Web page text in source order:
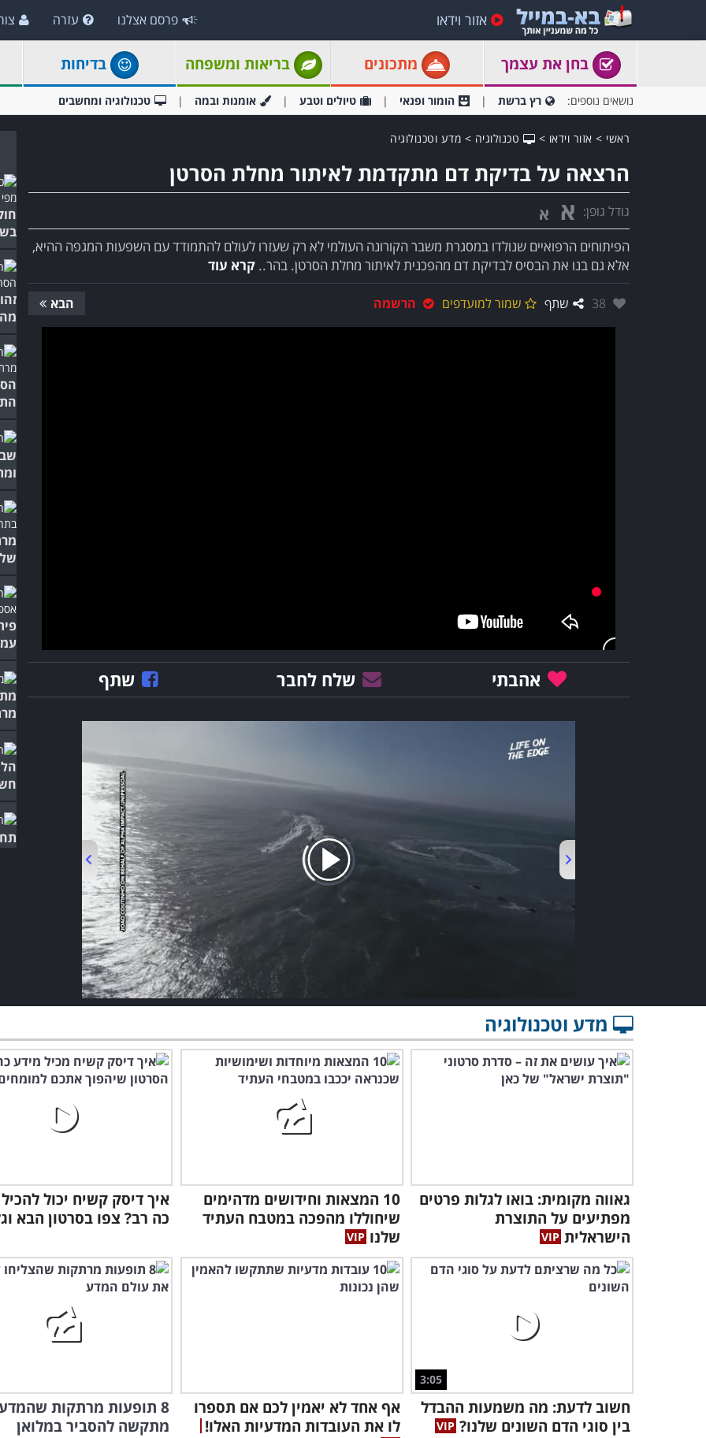
אזור וידאו פרסם אצלנו עזרה
בחן את עצמך מתכונים בריאות ומשפחה בדיחות
נושאים נוספים: רץ ברשת הומור ופנאי טיולים וטבע אומנות ובמה טכנולוגיה ומחשבים
ראשי > אזור וידאו > טכנולוגיה > מדע וטכנולוגיה
הרצאה על בדיקת דם מתקדמת לאיתור מחלת הסרטן
גודל גופן: א א
הפיתוחים הרפואיים שנולדו במסגרת משבר הקורונה העולמי לא רק שעזרו לעולם להתמודד עם השפעות המגפה ההיא,
אלא גם בנו את הבסיס לבדיקת דם מהפכנית לאיתור מחלת הסרטן. בהר.. קרא עוד
אהבו:
38 שתף שמור למועדפים הרשמה הבא
אהבתי שלח לחבר שתף
00:00/01:37
מדע וטכנולוגיה
גאווה מקומית: בואו לגלות פרטים
מפתיעים על התוצרת
הישראלית
10 המצאות וחידושים מדהימים
שיחוללו מהפכה במטבח העתיד
שלנו
איך דיסק קשיח יכול
כה רב? צפו בסרטון הבא
3:05
חשוב לדעת: מה משמעות ההבדל
בין סוגי הדם השונים שלנו?
אף אחד לא יאמין לכם אם תספרו
לו את העובדות המדעיות האלו!
8 תופעות מרתקות שהמדע
מתקשה להסביר במלואן